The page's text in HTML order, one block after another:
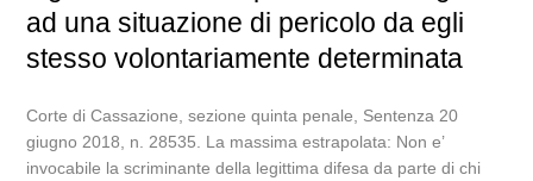
ad una situazione di pericolo da egli
stesso volontariamente determinata
Corte di Cassazione, sezione quinta penale, Sentenza 20
giugno 2018, n. 28535. La massima estrapolata: Non e’
invocabile la scriminante della legittima difesa da parte di chi